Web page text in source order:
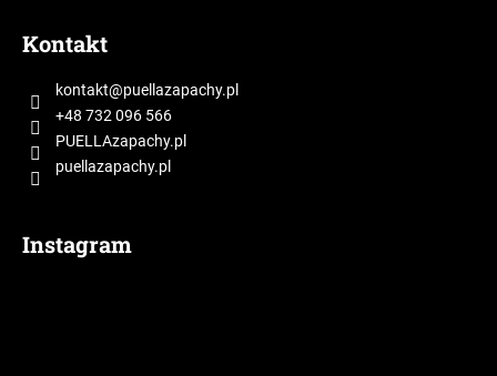
Kontakt
kontakt@puellazapachy.pl
+48 732 096 566
PUELLAzapachy.pl
puellazapachy.pl
Instagram